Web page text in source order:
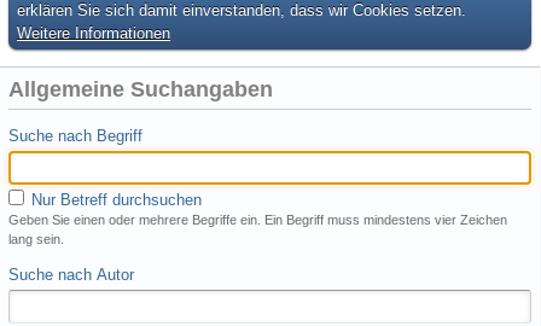
erklären Sie sich damit einverstanden, dass wir Cookies setzen.
Weitere Informationen
Allgemeine Suchangaben
Suche nach Begriff
Nur Betreff durchsuchen
Geben Sie einen oder mehrere Begriffe ein. Ein Begriff muss mindestens vier Zeichen
lang sein.
Suche nach Autor